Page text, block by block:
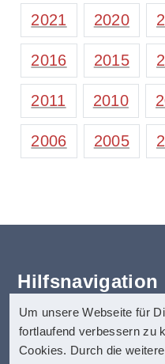
2021 2020
2016 2015
2011 2010
2006 2005
Hilfsnavigation
Erklärung zur
Startseite
Kontakt
anatom5
Um unsere Webseite für
fortlaufend verbessern zu
Cookies. Durch die